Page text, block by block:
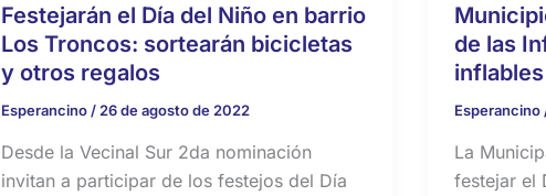
Festejarán el Día del Niño en barrio
Los Troncos: sortearán bicicletas
y otros regalos
Esperancino / 26 de agosto de 2022
Desde la Vecinal Sur 2da nominación
invitan a participar de los festejos del Día
de las
Esperancino
La
festejar el